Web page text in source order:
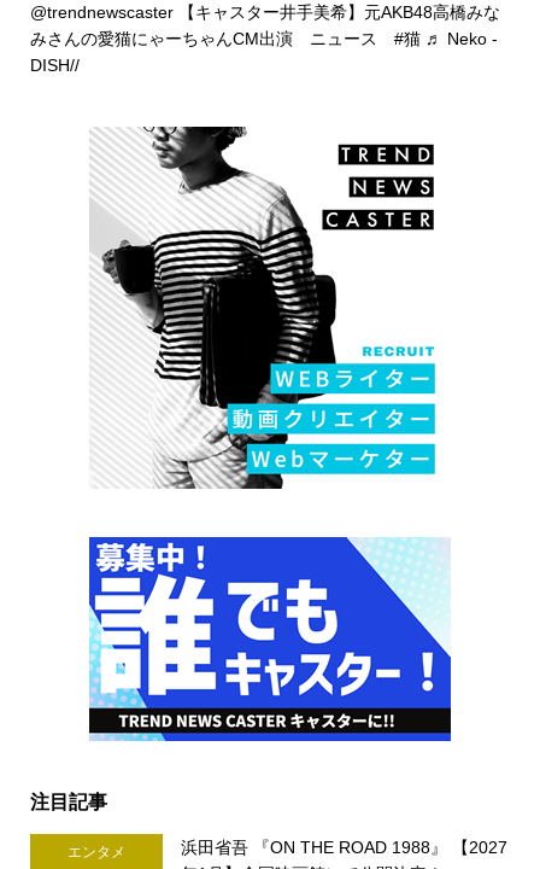
@trendnewscaster【キャスター井手美希】元AKB48高橋みな
みさんの愛猫にゃーちゃんCM出演 ニュース #猫 ♬ Neko -
DISH//
注目記事
エンタメ
浜田省吾 『ON THE ROAD 1988』 【2027